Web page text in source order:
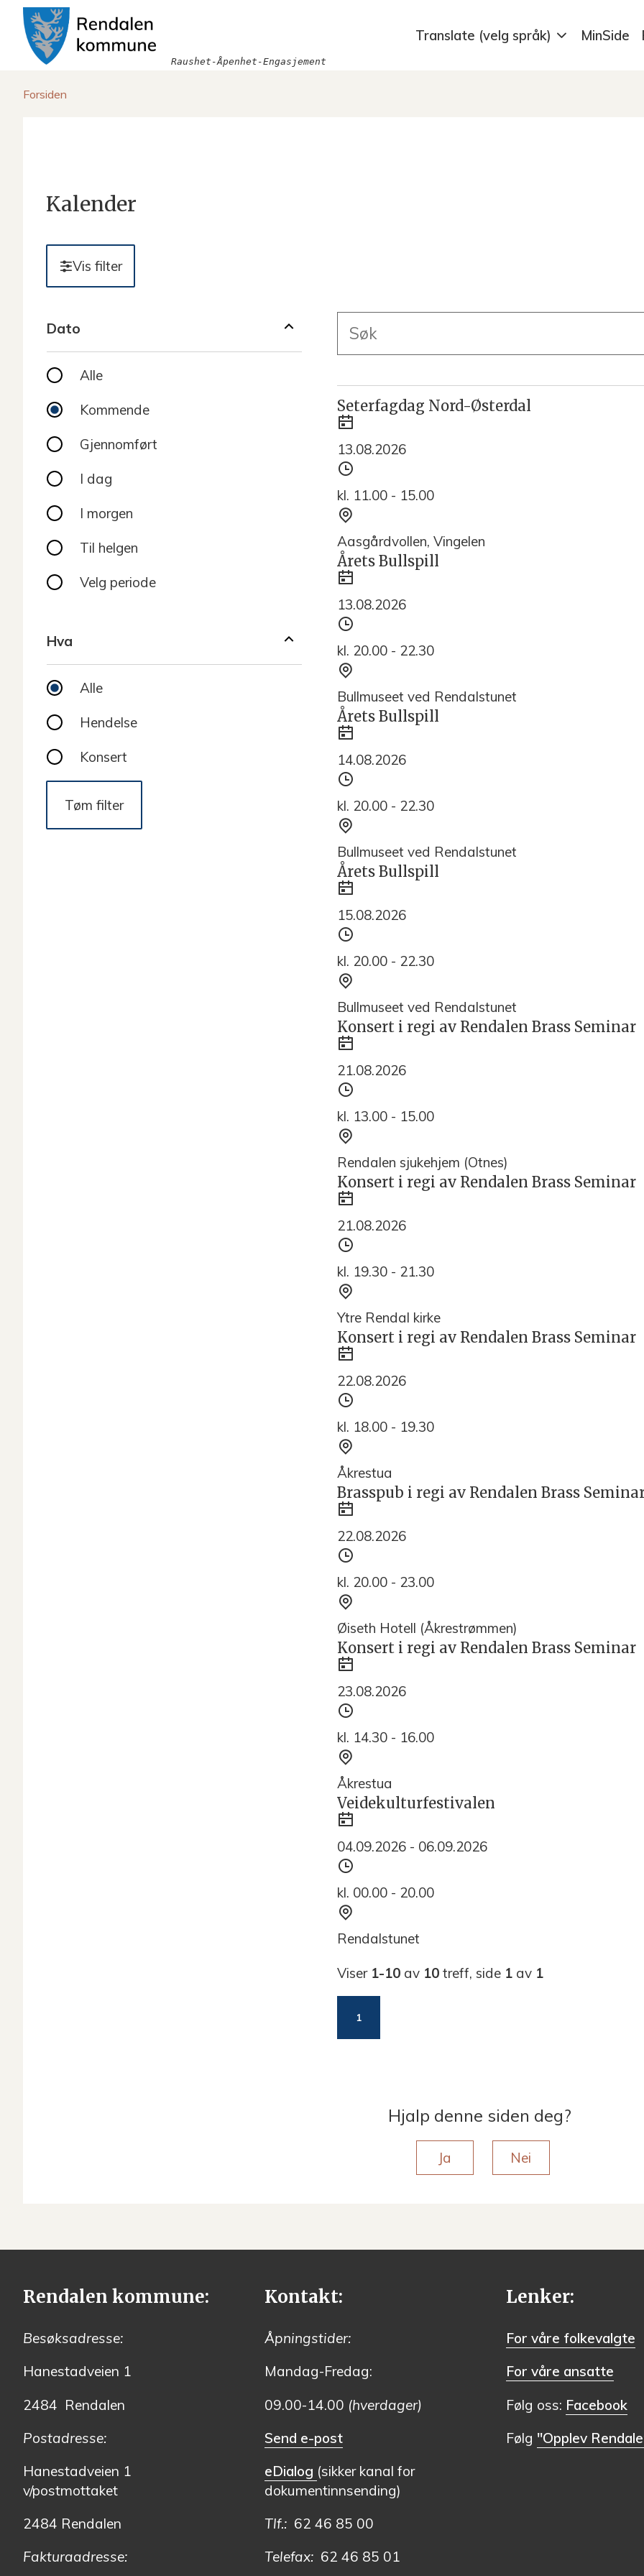
kommune
Raushet-Åpenhet-Engasjement
Translate (velg språk) MinSide
Du
Forsiden
Kalender
Vis filter
Filter
Filter
Dato
Alle
Kommende
Gjennomført
I dag
I morgen
Til helgen
Velg periode
Hva
Alle
Hendelse
Konsert
Tøm filter
Søketekst
Resultat
Seterfagdag Nord-Østerdal
13.08.2026
kl. 11.00 - 15.00
Aasgårdvollen, Vingelen
Årets Bullspill
13.08.2026
kl. 20.00 - 22.30
Bullmuseet ved Rendalstunet
Årets Bullspill
14.08.2026
kl. 20.00 - 22.30
Bullmuseet ved Rendalstunet
Årets Bullspill
15.08.2026
kl. 20.00 - 22.30
Bullmuseet ved Rendalstunet
Konsert i regi av Rendalen Brass Seminar
21.08.2026
kl. 13.00 - 15.00
Rendalen sjukehjem (Otnes)
Konsert i regi av Rendalen Brass Seminar
21.08.2026
kl. 19.30 - 21.30
Ytre Rendal kirke
Konsert i regi av Rendalen Brass Seminar
22.08.2026
kl. 18.00 - 19.30
Åkrestua
Brasspub i regi av Rendalen Brass
22.08.2026
kl. 20.00 - 23.00
Øiseth Hotell (Åkrestrømmen)
Konsert i regi av Rendalen Brass Seminar
23.08.2026
kl. 14.30 - 16.00
Åkrestua
Veidekulturfestivalen
04.09.2026 - 06.09.2026
kl. 00.00 - 20.00
Rendalstunet
Viser 1-10 av 10 treff, side 1 av 1
1
Hjalp denne siden deg?
Ja Nei
Rendalen kommune:
Besøksadresse:
Hanestadveien 1
2484 Rendalen
Postadresse:
Hanestadveien 1
v/postmottaket
2484 Rendalen
Fakturaadresse:
Kontakt:
Åpningstider:
Mandag-Fredag:
09.00-14.00 (hverdager)
Send e-post
eDialog (sikker kanal for
dokumentinnsending)
Tlf.: 62 46 85 00
Telefax: 62 46 85 01
Lenker:
For våre folkevalgte
For våre ansatte
Følg oss: Facebook
Følg "Opplev